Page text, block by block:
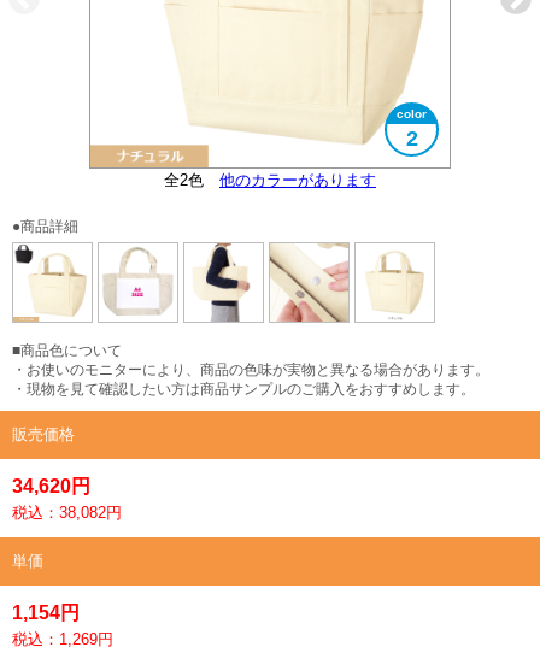
全2色 他のカラーがあります
2
A4サイズ対応
大きさイメージ
マグネットホック付き
●商品詳細
■商品色について
・お使いのモニターにより、商品の色味が実物と異なる場合があります。
・現物を見て確認したい方は商品サンプルのご購入をおすすめします。
販売価格
34,620円
税込：38,082円
単価
1,154円
税込：1,269円